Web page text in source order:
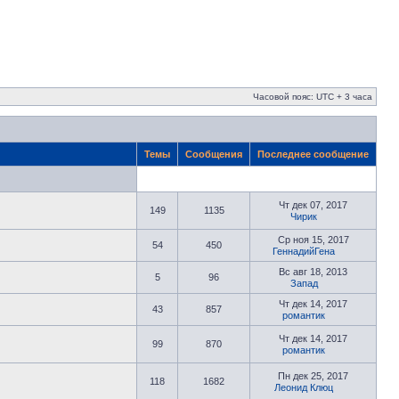
Часовой пояс: UTC + 3 часа
Темы Сообщения Последнее сообщение
149 1135
Чт дек 07, 2017
Чирик
54 450
Ср ноя 15, 2017
ГеннадийГена
5 96
Вс авг 18, 2013
Запад
43 857
Чт дек 14, 2017
романтик
99 870
Чт дек 14, 2017
романтик
118 1682
Пн дек 25, 2017
Леонид Клюц